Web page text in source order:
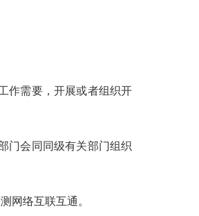
作需要，开展或者组织开
门会同同级有关部门组织
网络互联互通。